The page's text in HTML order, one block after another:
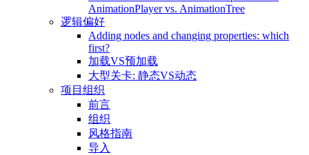
AnimationPlayer vs. AnimationTree
逻辑偏好
Adding nodes and changing properties: which
first?
加载VS预加载
大型关卡: 静态VS动态
项目组织
前言
组织
风格指南
导入